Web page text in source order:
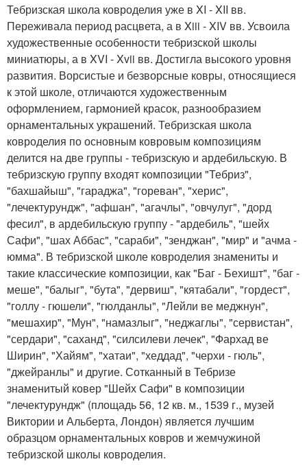
Тебризская школа ковроделия уже в XI - XII вв.
Переживала период расцвета, а в Xiii - XIV вв. Усвоила
художественные особенности тебризской школы
миниатюры, а в XVI - Xvii вв. Достигла высокого уровня
развития. Ворсистые и безворсные ковры, относящиеся
к этой школе, отличаются художественным
оформлением, гармонией красок, разнообразием
орнаментальных украшений. Тебризская школа
ковроделия по основным ковровым композициям
делится на две группы - тебризскую и ардебильскую. В
тебризскую группу входят композиции "Тебриз",
"бахшайыш", "гараджа", "гореван", "херис",
"лечектурундж", "афшан", "агачлы", "овчулуг", "дорд
фесил", в ардебильскую группу - "ардебиль", "шейх
Сафи", "шах Аббас", "сараби", "зенджан", "мир" и "ачма -
юмма". В тебризской школе ковроделия знамениты и
такие классические композиции, как "Баг - Бехишт", "баг -
меше", "балыг", "бута", "дервиш", "кятабали", "гордест",
"голлу - гюшели", "гюлданлы", "Лейли ве меджнун",
"мешахир", "Мун", "намазлыг", "неджаглы", "сервистан",
"сердари", "саханд", "силсилеви лечек", "Фархад ве
Ширин", "Хайям", "хатаи", "хеддад", "черхи - гюль",
"джейранлы" и другие. Сотканный в Тебризе
знаменитый ковер "Шейх Сафи" в композиции
"лечектурундж" (площадь 56, 12 кв. м., 1539 г., музей
Виктории и Альберта, Лондон) является лучшим
образцом орнаментальных ковров и жемчужиной
тебризской школы ковроделия.